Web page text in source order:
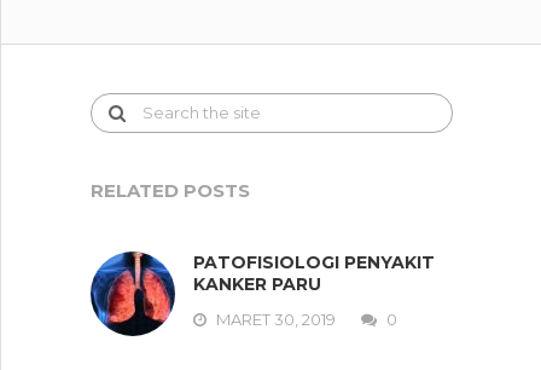
RELATED POSTS
PATOFISIOLOGI PENYAKIT
KANKER PARU
MARET 30, 2019 0